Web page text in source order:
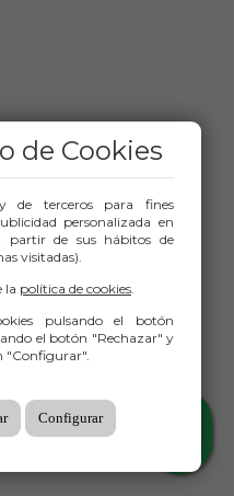
de Cookies
de terceros para fines
personalizada en
partir de sus hábitos de
visitadas).
la política de cookies.
pulsando el botón
el botón "Rechazar" y
"Configurar".
Configurar